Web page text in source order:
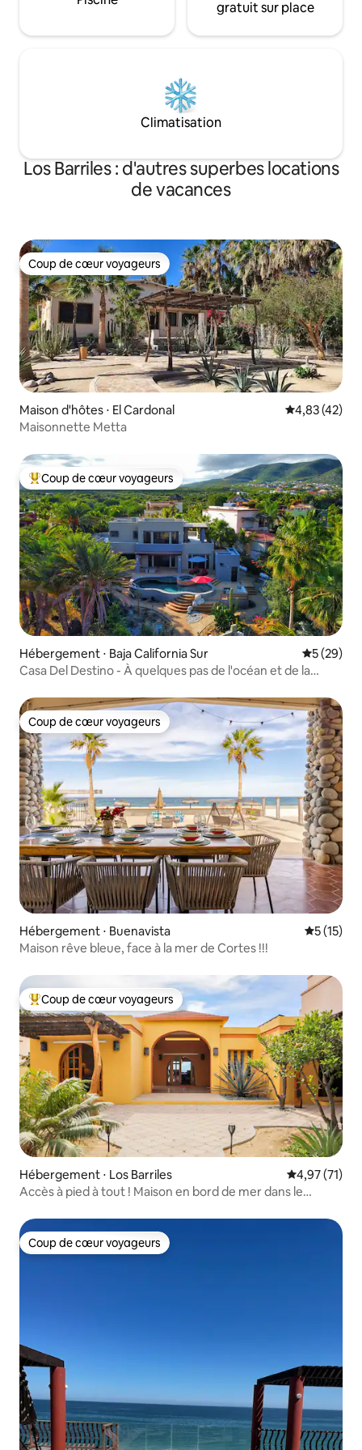
gratuit sur place
Climatisation
Los Barriles : d'autres superbes locations
de vacances
Coup de cœur voyageurs
Coup de cœur voyageurs
Maison d'hôtes ⋅ El Cardonal Évaluation
4,83 (42)
Maisonnette Metta
Coups de cœur voyageurs les plus appréciés
Coup de cœur voyageurs
Hébergement ⋅ Baja California Sur
5 (29)
Casa Del Destino - À quelques pas de l'océan et de la
Coup de cœur voyageurs
Coup de cœur voyageurs
Hébergement ⋅ Buenavista
5 (15)
Maison rêve bleue, face à la mer de Cortes !!!
Coups de cœur voyageurs les plus appréciés
Coup de cœur voyageurs
Hébergement ⋅ Los Barriles Évaluation
4,97 (71)
Accès à pied à tout ! Maison en bord de mer dans le
Coup de cœur voyageurs
Coup de cœur voyageurs